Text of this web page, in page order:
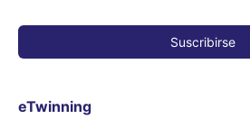
eTwinning